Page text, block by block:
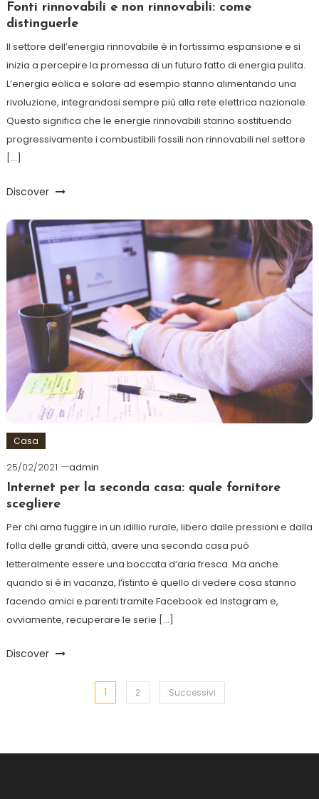
Fonti rinnovabili e non rinnovabili: come
distinguerle
Il settore dell’energia rinnovabile è in fortissima espansione e si
inizia a percepire la promessa di un futuro fatto di energia pulita.
L’energia eolica e solare ad esempio stanno alimentando una
rivoluzione, integrandosi sempre più alla rete elettrica nazionale.
Questo significa che le energie rinnovabili stanno sostituendo
progressivamente i combustibili fossili non rinnovabili nel settore
[…]
Discover
Casa
25/02/2021
admin
Internet per la seconda casa: quale fornitore
scegliere
Per chi ama fuggire in un idillio rurale, libero dalle pressioni e dalla
folla delle grandi città, avere una seconda casa può
letteralmente essere una boccata d’aria fresca. Ma anche
quando si è in vacanza, l’istinto è quello di vedere cosa stanno
facendo amici e parenti tramite Facebook ed Instagram e,
ovviamente, recuperare le serie […]
Discover
Paginazione degli articoli
1 2 Successivi